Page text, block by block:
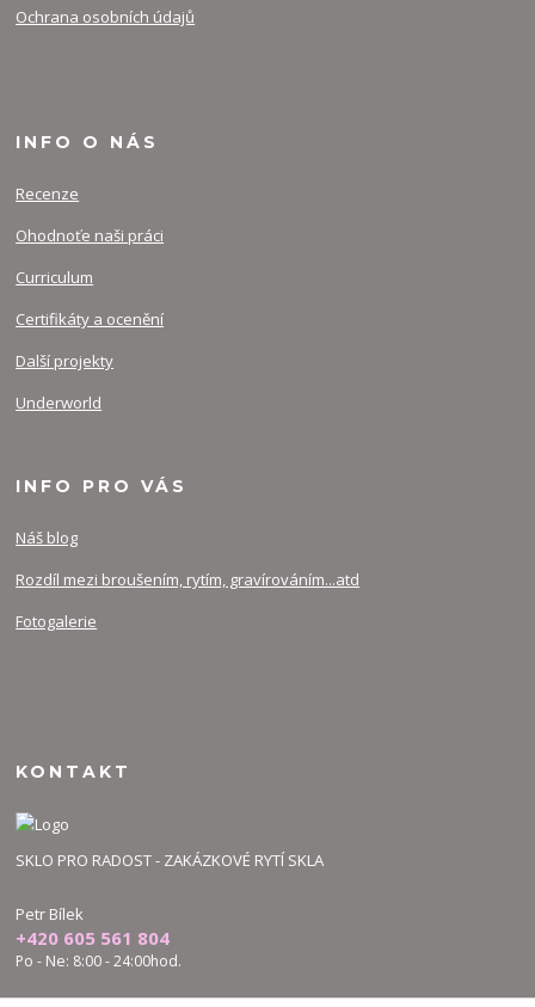
Ochrana osobních údajů
INFO O NÁS
Recenze
Ohodnoťe naši práci
Curriculum
Certifikáty a ocenění
Další projekty
Underworld
INFO PRO VÁS
Náš blog
Rozdíl mezi broušením, rytím, gravírováním...atd
Fotogalerie
KONTAKT
SKLO PRO RADOST - ZAKÁZKOVÉ RYTÍ SKLA
Petr Bílek
+420 605 561 804
Po - Ne: 8:00 - 24:00hod.